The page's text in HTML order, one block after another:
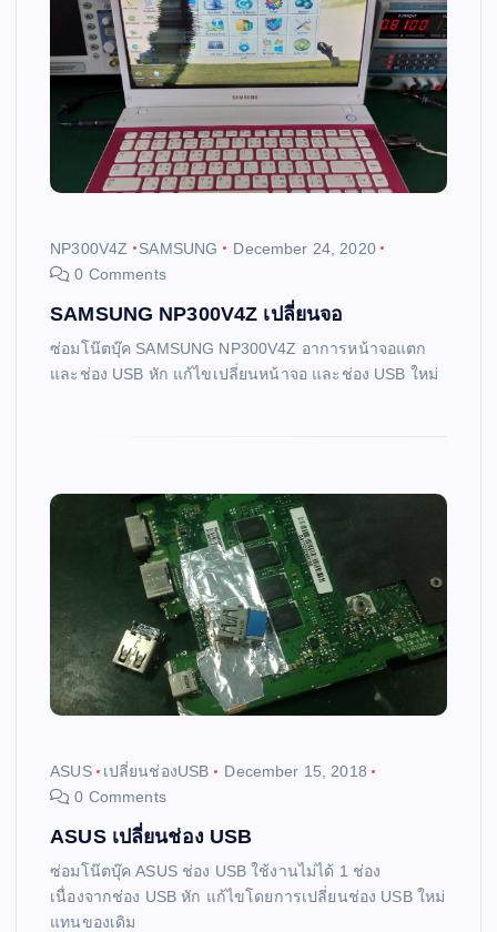
NP300V4Z SAMSUNG
December 24, 2020
0 Comments
SAMSUNG NP300V4Z เปลี่ยนจอ
ซ่อมโน๊ตบุ๊ค SAMSUNG NP300V4Z อาการหน้าจอแตก
และช่อง USB หัก แก้ไขเปลี่ยนหน้าจอ และช่อง USB ใหม่
ASUS เปลี่ยนช่องUSB
December 15, 2018
0 Comments
ASUS เปลี่ยนช่อง USB
ซ่อมโน๊ตบุ๊ค ASUS ช่อง USB ใช้งานไม่ได้ 1 ช่อง
เนื่องจากช่อง USB หัก แก้ไขโดยการเปลี่ยนช่อง USB ใหม่
แทนของเดิม